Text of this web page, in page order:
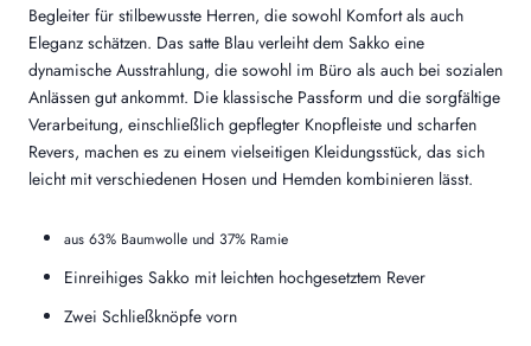
Begleiter für stilbewusste Herren, die sowohl Komfort als auch
Eleganz schätzen. Das satte Blau verleiht dem Sakko eine
dynamische Ausstrahlung, die sowohl im Büro als auch bei sozialen
Anlässen gut ankommt. Die klassische Passform und die sorgfältige
Verarbeitung, einschließlich gepflegter Knopfleiste und scharfen
Revers, machen es zu einem vielseitigen Kleidungsstück, das sich
leicht mit verschiedenen Hosen und Hemden kombinieren lässt.
aus 63% Baumwolle und 37% Ramie
Einreihiges Sakko mit leichten hochgesetztem Rever
Zwei Schließknöpfe vorn